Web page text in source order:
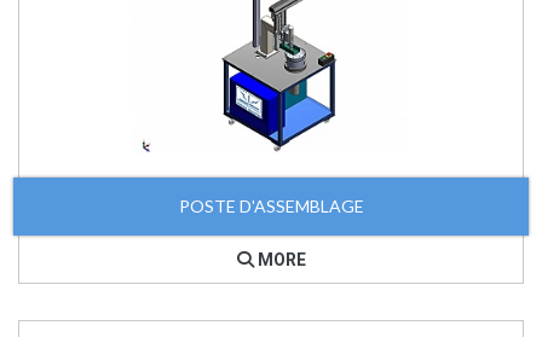
POSTE D'ASSEMBLAGE
MORE